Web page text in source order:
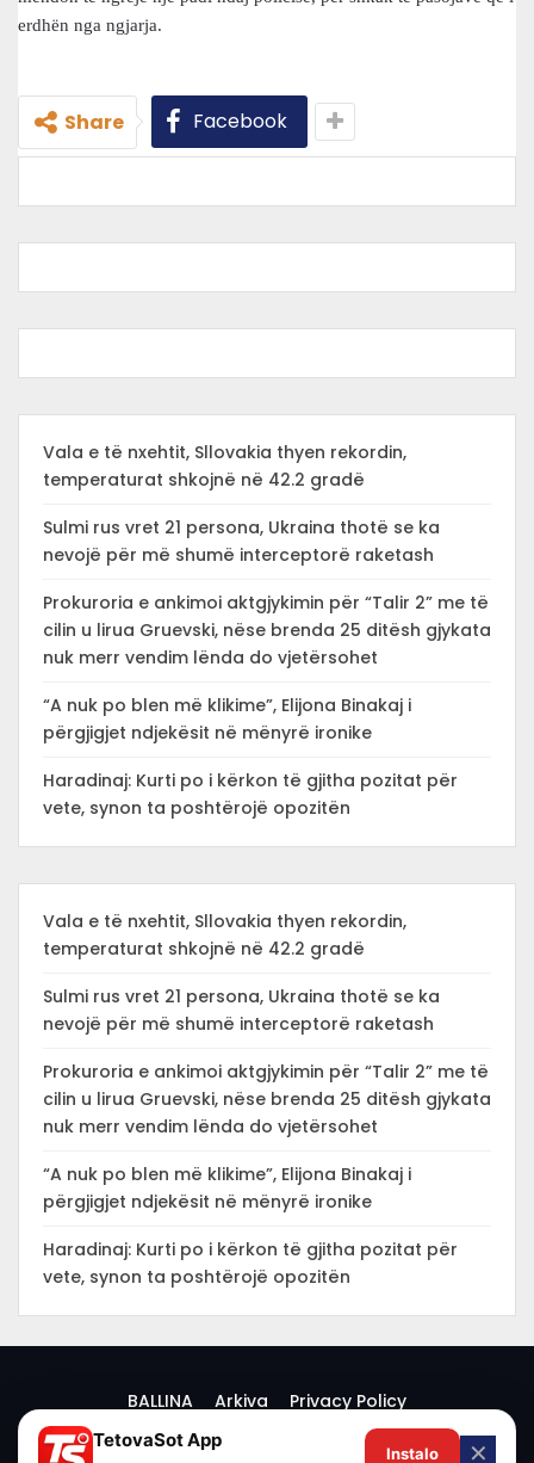
erdhën nga ngjarja.
Share Facebook
Vala e të nxehtit, Sllovakia thyen rekordin,
temperaturat shkojnë në 42.2 gradë
Sulmi rus vret 21 persona, Ukraina thotë se ka
nevojë për më shumë interceptorë raketash
Prokuroria e ankimoi aktgjykimin për “Talir 2” me të
cilin u lirua Gruevski, nëse brenda 25 ditësh gjykata
nuk merr vendim lënda do vjetërsohet
“A nuk po blen më klikime”, Elijona Binakaj i
përgjigjet ndjekësit në mënyrë ironike
Haradinaj: Kurti po i kërkon të gjitha pozitat për
vete, synon ta poshtërojë opozitën
Vala e të nxehtit, Sllovakia thyen rekordin,
temperaturat shkojnë në 42.2 gradë
Sulmi rus vret 21 persona, Ukraina thotë se ka
nevojë për më shumë interceptorë raketash
Prokuroria e ankimoi aktgjykimin për “Talir 2” me të
cilin u lirua Gruevski, nëse brenda 25 ditësh gjykata
nuk merr vendim lënda do vjetërsohet
“A nuk po blen më klikime”, Elijona Binakaj i
përgjigjet ndjekësit në mënyrë ironike
Haradinaj: Kurti po i kërkon të gjitha pozitat për
vete, synon ta poshtërojë opozitën
BALLINA Arkiva Privacy Policy
TetovaSot App
Instalo ✕